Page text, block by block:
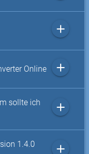
add
Online add
sollte ich
add
1.4.0
add